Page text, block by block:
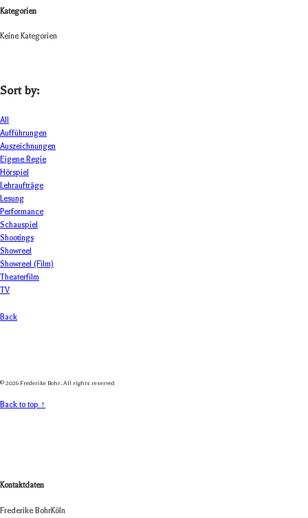
Kategorien
Keine Kategorien
Sort by:
All
Aufführungen
Auszeichnungen
Eigene Regie
Hörspiel
Lehraufträge
Lesung
Performance
Schauspiel
Shootings
Showreel
Showreel (Film)
Theaterfilm
TV
Back
© 2026 Frederike Bohr. All rights reserved
Back to top ↑
Kontaktdaten
Fre­de­rike BohrKöln